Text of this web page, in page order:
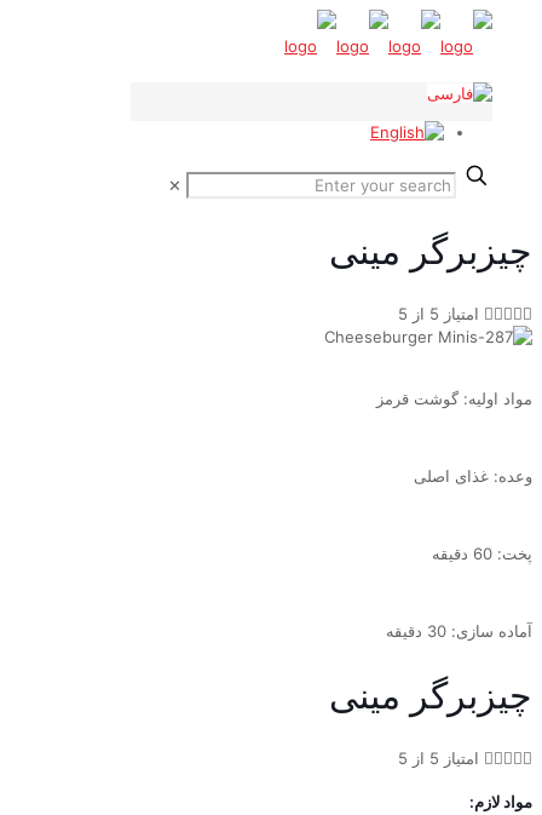
✕
چیزبرگر مینی
 امتیاز 5 از 5
مواد اولیه: گوشت قرمز
وعده: غذای اصلی
پخت: 60 دقیقه
آماده سازی: 30 دقیقه
چیزبرگر مینی
 امتیاز 5 از 5
مواد لازم: